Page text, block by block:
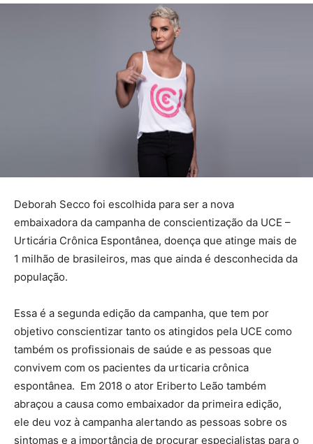
Deborah Secco foi escolhida para ser a nova
embaixadora da campanha de conscientização da UCE –
Urticária Crônica Espontânea, doença que atinge mais de
1 milhão de brasileiros, mas que ainda é desconhecida da
população.
Essa é a segunda edição da campanha, que tem por
objetivo conscientizar tanto os atingidos pela UCE como
também os profissionais de saúde e as pessoas que
convivem com os pacientes da urticaria crônica
espontânea. Em 2018 o ator Eriberto Leão também
abraçou a causa como embaixador da primeira edição,
ele deu voz à campanha alertando as pessoas sobre os
sintomas e a importância de procurar especialistas para o